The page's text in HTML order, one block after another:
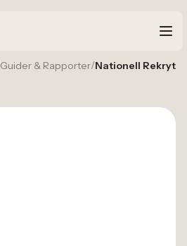
Guider & Rapporter/Nationell